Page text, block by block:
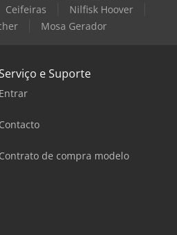
Ceifeiras
Nilfisk Hoover
Mosa Gerador
e Suporte
Entrar
Contacto
Contrato de compra modelo